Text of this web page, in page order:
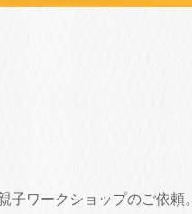
子ワークショップのご依頼。